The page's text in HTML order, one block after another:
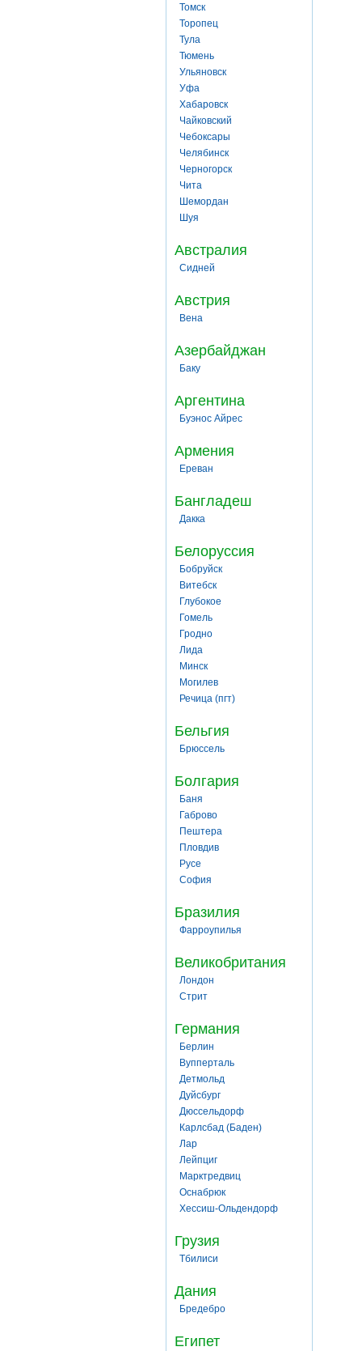
Томск
Торопец
Тула
Тюмень
Ульяновск
Уфа
Хабаровск
Чайковский
Чебоксары
Челябинск
Черногорск
Чита
Шемордан
Шуя
Австралия
Сидней
Австрия
Вена
Азербайджан
Баку
Аргентина
Буэнос Айрес
Армения
Ереван
Бангладеш
Дакка
Белоруссия
Бобруйск
Витебск
Глубокое
Гомель
Гродно
Лида
Минск
Могилев
Речица (пгт)
Бельгия
Брюссель
Болгария
Баня
Габрово
Пештера
Пловдив
Русе
София
Бразилия
Фарроупилья
Великобритания
Лондон
Стрит
Германия
Берлин
Вупперталь
Детмольд
Дуйсбург
Дюссельдорф
Карлсбад (Баден)
Лар
Лейпциг
Марктредвиц
Оснабрюк
Хессиш-Ольдендорф
Грузия
Тбилиси
Дания
Бредебро
Египет